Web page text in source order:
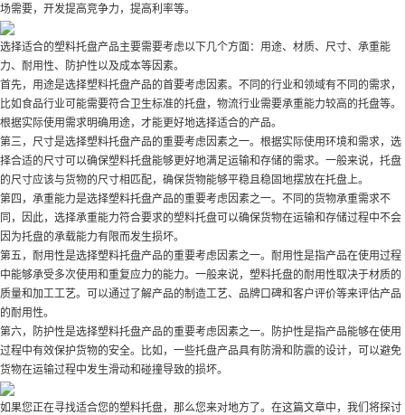
场需要，开发提高竞争力，提高利率等。
选择适合的塑料托盘产品主要需要考虑以下几个方面：用途、材质、尺寸、承重能
力、耐用性、防护性以及成本等因素。
首先，用途是选择塑料托盘产品的首要考虑因素。不同的行业和领域有不同的需求，
比如食品行业可能需要符合卫生标准的托盘，物流行业需要承重能力较高的托盘等。
根据实际使用需求明确用途，才能更好地选择适合的产品。
第三，尺寸是选择塑料托盘产品的重要考虑因素之一。根据实际使用环境和需求，选
择合适的尺寸可以确保塑料托盘能够更好地满足运输和存储的需求。一般来说，托盘
的尺寸应该与货物的尺寸相匹配，确保货物能够平稳且稳固地摆放在托盘上。
第四，承重能力是选择塑料托盘产品的重要考虑因素之一。不同的货物承重需求不
同，因此，选择承重能力符合要求的塑料托盘可以确保货物在运输和存储过程中不会
因为托盘的承载能力有限而发生损坏。
第五，耐用性是选择塑料托盘产品的重要考虑因素之一。耐用性是指产品在使用过程
中能够承受多次使用和重复应力的能力。一般来说，塑料托盘的耐用性取决于材质的
质量和加工工艺。可以通过了解产品的制造工艺、品牌口碑和客户评价等来评估产品
的耐用性。
第六，防护性是选择塑料托盘产品的重要考虑因素之一。防护性是指产品能够在使用
过程中有效保护货物的安全。比如，一些托盘产品具有防滑和防震的设计，可以避免
货物在运输过程中发生滑动和碰撞导致的损坏。
如果您正在寻找适合您的塑料托盘，那么您来对地方了。在这篇文章中，我们将探讨